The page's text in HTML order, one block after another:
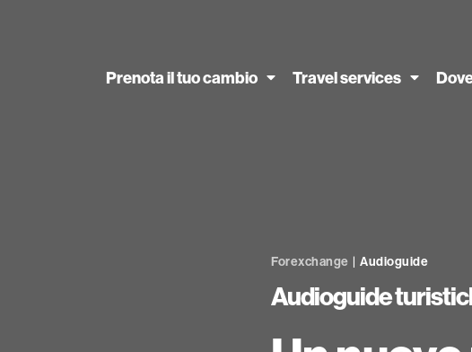
Prenota il tuo cambio Travel services
Forexchange | Audioguide
Audioguide